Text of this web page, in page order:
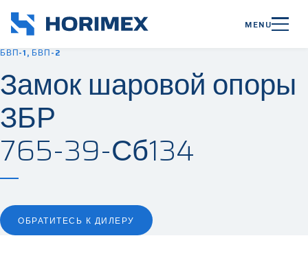
MENU
БВП-1, БВП-2
Замок шаровой опоры
ЗБР
765-39-Сб134
ОБРАТИТЕСЬ К ДИЛЕРУ